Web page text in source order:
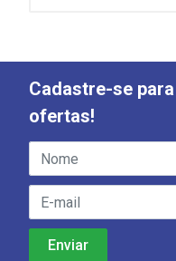
Cadastre-se
ofertas!